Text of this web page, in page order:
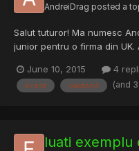
AndreiDrag posted a
Salut tuturor! Ma numesc
junior pentru o firma din
deoarece sunt multe chestii
June 10, 2015 4
acest cautand (and
luati exemplu